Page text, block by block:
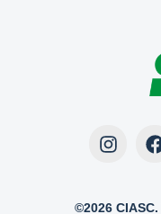
©2026 CIASC.